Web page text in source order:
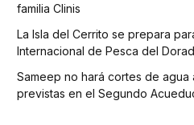
familia Clinis
La Isla del Cerrito se prepara
Internacional de Pesca del
Sameep no hará cortes de agua
previstas en el Segundo